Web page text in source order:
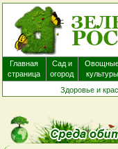
Главная
страница
Сад и
огород
культуры
Здоровье и